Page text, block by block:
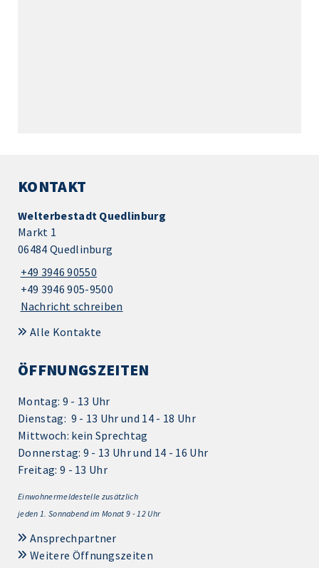
KONTAKT
Welterbestadt Quedlinburg
Markt 1
06484 Quedlinburg
+49 3946 90550
+49 3946 905-9500
Nachricht schreiben
Alle Kontakte
ÖFFNUNGSZEITEN
Montag: 9 - 13 Uhr
Dienstag: 9 - 13 Uhr und 14 - 18 Uhr
Mittwoch: kein Sprechtag
Donnerstag: 9 - 13 Uhr und 14 - 16 Uhr
Freitag: 9 - 13 Uhr
Einwohnermeldestelle zusätzlich
jeden 1. Sonnabend im Monat 9 - 12 Uhr
Ansprechpartner
Weitere Öffnungszeiten